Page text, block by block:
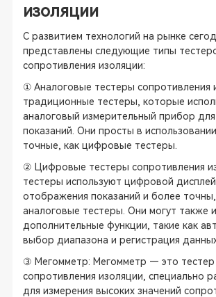
изоляции
С развитием технологий на рынке
представлены следующие типы
сопротивления изоляции:
① Аналоговые тестеры сопротивления
традиционные тестеры, которые
аналоговый измерительный прибор
показаний. Они просты в
точные, как цифровые тестеры.
② Цифровые тестеры сопротивления
тестеры используют цифровой
отображения показаний и более
аналоговые тестеры. Они могут также
дополнительные функции, такие как
выбор диапазона и регистрация
③ Мегомметр: Мегомметр — это тестер
сопротивления изоляции, специально
для измерения высоких значений